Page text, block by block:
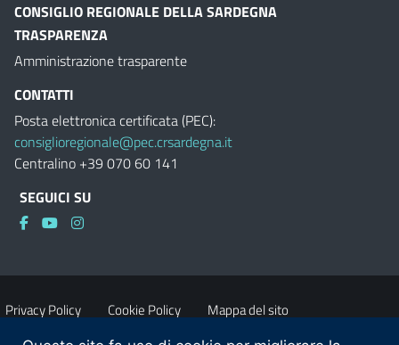
CONSIGLIO REGIONALE DELLA SARDEGNA
TRASPARENZA
Amministrazione trasparente
CONTATTI
Posta elettronica certificata (PEC):
consiglioregionale@pec.crsardegna.it
Centralino +39 070 60 141
SEGUICI SU
Privacy Policy Cookie Policy Mappa del sito